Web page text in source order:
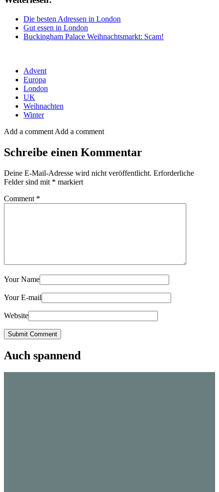
Die besten Adressen in London
Gut essen in London
Buckingham Palace Weihnachtsmarkt: Scam!
Advent
Europa
London
UK
Weihnachten
Winter
Add a comment Add a comment
Schreibe einen Kommentar
Deine E-Mail-Adresse wird nicht veröffentlicht. Erforderliche
Felder sind mit * markiert
Comment *
Your Name
Your E-mail
Website
Submit Comment
Auch spannend